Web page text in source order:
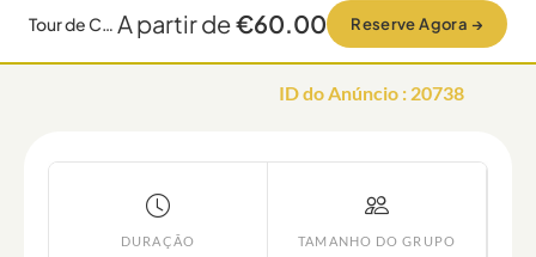
Tour de Caiaque Marítimo de Meio Dia em Kardamyli Stoupa Mani Grécia A partir de€60.00 Reserve Agora →
ID do Anúncio : 20738
DURAÇÃO TAMANHO DO GRUPO